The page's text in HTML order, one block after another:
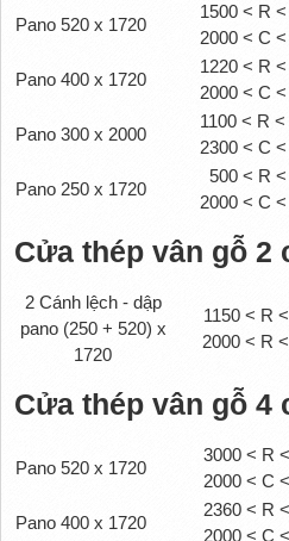
Pano 520 x 1720
1500 < R
2000 < C
Pano 400 x 1720
1220 < R
2000 < C
Pano 300 x 2000
1100 < R
2300 < C
Pano 250 x 1720
500 < R
2000 < C
Cửa thép vân gỗ 2
2 Cánh lệch - dập
pano (250 + 520) x
1720
1150 < R
2000 < R
Cửa thép vân gỗ 4
Pano 520 x 1720
3000 < R
2000 < C
Pano 400 x 1720
2360 < R
2000 < C